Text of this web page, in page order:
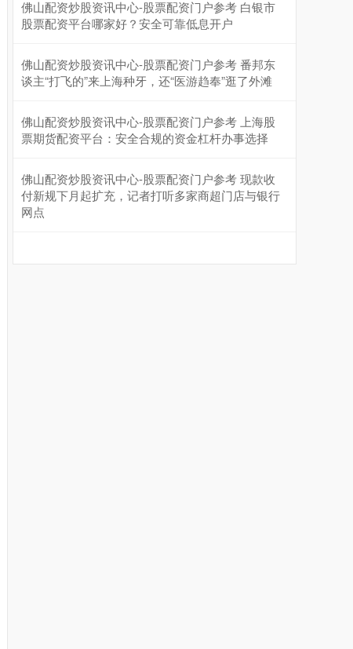
佛山配资炒股资讯中心-股票配资门户参考 白银市
股票配资平台哪家好？安全可靠低息开户
佛山配资炒股资讯中心-股票配资门户参考 番邦东
谈主“打飞的”来上海种牙，还“医游趋奉”逛了外滩
佛山配资炒股资讯中心-股票配资门户参考 上海股
票期货配资平台：安全合规的资金杠杆办事选择
佛山配资炒股资讯中心-股票配资门户参考 现款收
付新规下月起扩充，记者打听多家商超门店与银行
网点